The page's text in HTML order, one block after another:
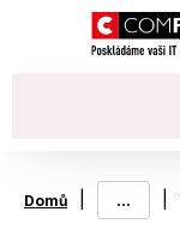
Domů ...